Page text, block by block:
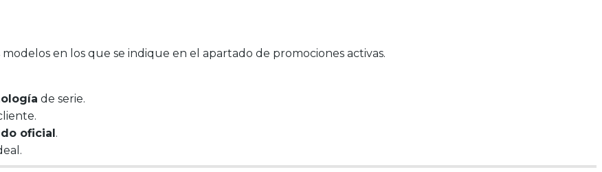
en los que se indique en el apartado de promociones activas.
de serie.
oficial .